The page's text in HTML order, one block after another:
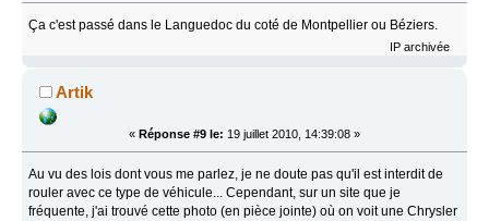
Ça c'est passé dans le Languedoc du coté de Montpellier ou Béziers.
IP archivée
Artik
« Réponse #9 le: 19 juillet 2010, 14:39:08 »
Au vu des lois dont vous me parlez, je ne doute pas qu'il est interdit de
rouler avec ce type de véhicule... Cependant, sur un site que je
fréquente, j'ai trouvé cette photo (en pièce jointe) où on voit une Chrysler